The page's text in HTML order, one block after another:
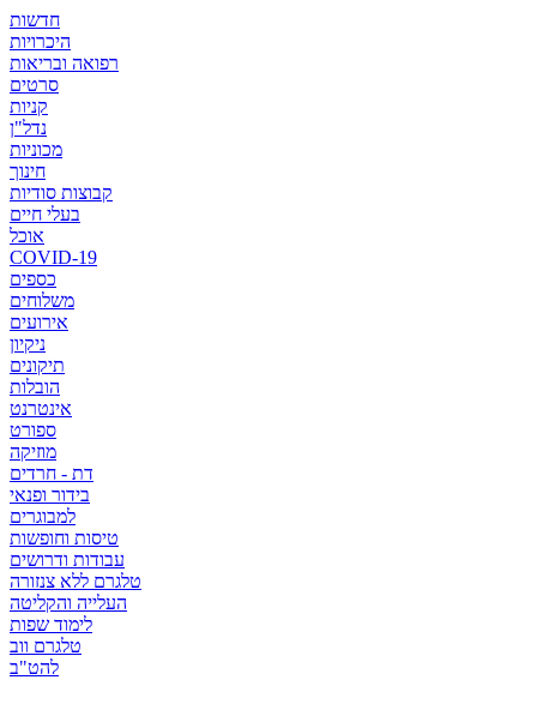
חדשות
היכרויות
רפואה ובריאות
סרטים
קניות
נדל"ן
מכוניות
חינוך
קבוצות סודיות
בעלי חיים
אוכל
COVID-19
כספים
משלוחים
אירועים
ניקיון
תיקונים
הובלות
אינטרנט
ספורט
מוזיקה
דת - חרדים
בידור ופנאי
למבוגרים
טיסות וחופשות
עבודות ודרושים
טלגרם ללא צנזורה
העלייה והקליטה
לימוד שפות
טלגרם ווב
להט"ב